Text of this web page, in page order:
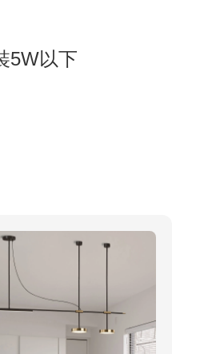
5W以下